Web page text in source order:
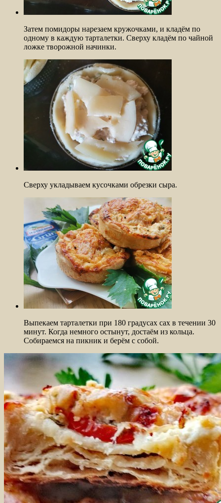
Затем помидоры нарезаем кружочками, и кладём по
одному в каждую тарталетки. Сверху кладём по чайной
ложке творожной начинки.
Сверху укладываем кусочками обрезки сыра.
Выпекаем тарталетки при 180 градусах сах в течении 30
минут. Когда немного остынут, достаём из кольца.
Собираемся на пикник и берём с собой.